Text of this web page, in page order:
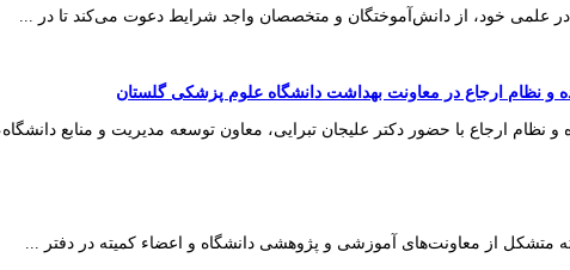
علمی خود، از دانش‌آموختگان و متخصصان واجد شرایط دعوت می‌کند تا در ...
و نظام ارجاع در معاونت بهداشت دانشگاه علوم پزشکی گلستان
ارجاع با حضور دکتر علیجان تبرایی، معاون توسعه مدیریت و منابع
متشکل از معاونت‌های آموزشی و پژوهشی دانشگاه و اعضاء کمیته در دفتر ...